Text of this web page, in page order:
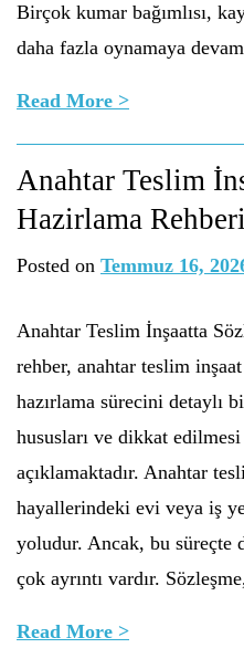
Birçok kumar bağımlısı,
daha fazla oynamaya
Read More >
Anahtar Teslim
Hazirlama Rehberi
Posted on Temmuz 16,
Anahtar Teslim İnşaatta
rehber, anahtar teslim
hazırlama sürecini detaylı
hususları ve dikkat
açıklamaktadır. Anahtar
hayallerindeki evi veya iş
yoludur. Ancak, bu süreçte
çok ayrıntı vardır.
Read More >